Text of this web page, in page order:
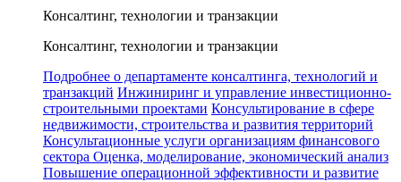
Консалтинг, технологии и транзакции
Консалтинг, технологии и транзакции
Подробнее о департаменте консалтинга, технологий и
транзакций Инжиниринг и управление инвестиционно-
строительными проектами Консультирование в сфере
недвижимости, строительства и развития территорий
Консультационные услуги организациям финансового
сектора Оценка, моделирование, экономический анализ
Повышение операционной эффективности и развитие